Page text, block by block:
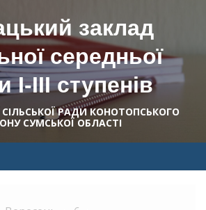
заклад
середньої
І-ІІІ ступенів
СІЛЬСЬКОЇ РАДИ КОНОТОПСЬКОГО
СУМСЬКОЇ ОБЛАСТІ